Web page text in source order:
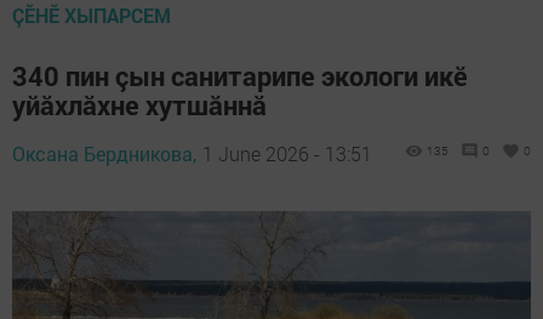
ÇӖНӖ ХЫПАРСЕМ
340 пин çын санитарипе экологи икӗ
уйăхлăхне хутшăннă
Оксана Бердникова, 1 June 2026 - 13:51 135 0 0